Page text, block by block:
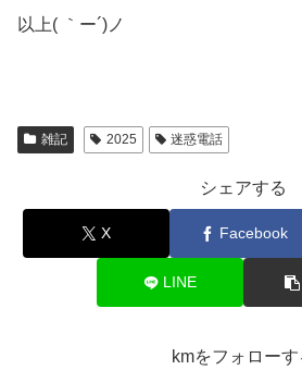
以上( ｀ー´)ノ
雑記 2025 迷惑電話
シェアする
X Facebook
LINE
kmをフォローす